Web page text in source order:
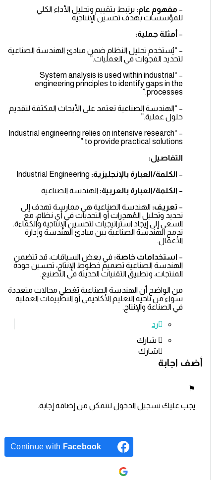
مفهوم عام:يرتبط بتقييم وتحليل الأداء الكلي
للمؤسسات بهدف تحسين الإنتاجية.
أمثلة جملية:
– “يُستخدم تحليل النظام ضمن مبادئ الهندسة الصناعية
لتحديد الفجوات في العمليات.”
– “System analysis is used within industrial
engineering principles to identify gaps in the
processes.”
– “الهندسة الصناعية تعتمد على الأبحاث المكثفة لتقديم
حلول عملية.”
– “Industrial engineering relies on intensive research
to provide practical solutions.”
الكلمة/العبارة بالإنجليزية:Industrial Engineering
الكلمة/العبارة بالعربية: الهندسة الصناعية
الهندسة الصناعية هي ممارسة تهدف إلى
تحديد وتحليل المُهدِرات أو التحديات في أي نظام، مع
السعي إلى إيجاد استراتيجيات لتحسين الإنتاجية والكفاءة.
تدمج الهندسة الصناعية بين مبادئ الهندسة وإدارة
استخدامات خاصة:في بعض السياقات، قد تتضمن
الهندسة الصناعية تصميم خطوط الإنتاج، تحسين جودة
المنتجات، وتطبيق التقنيات الحديثة في التصنيع.
من الواضح أن الهندسة الصناعية تغطي مجالات متعددة
سواء من ناحية التعليم الأكاديمي أو التطبيقات العملية
في الصناعة والإنتاج.
شارك
اجابة
عليك تسجيل الدخول لتتمكن من إضافة إجابة.
Continue withFacebook
Google